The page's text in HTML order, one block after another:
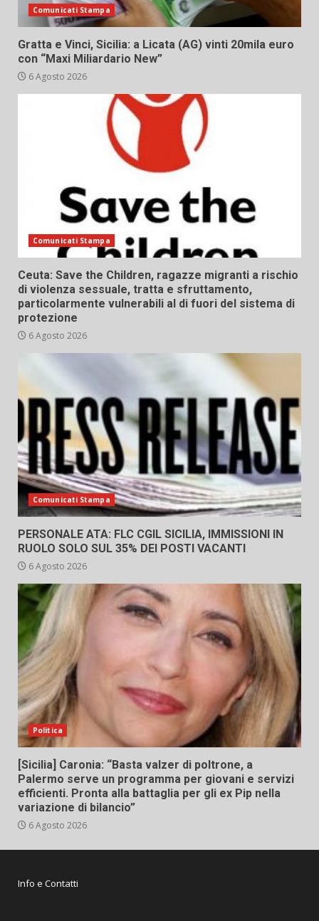
Comunicati Stampa
Gratta e Vinci, Sicilia: a Licata (AG) vinti 20mila euro
con “Maxi Miliardario New”
6 Agosto 2026
Comunicati Stampa
Ceuta: Save the Children, ragazze migranti a rischio
di violenza sessuale, tratta e sfruttamento,
particolarmente vulnerabili al di fuori del sistema di
protezione
6 Agosto 2026
Comunicati Stampa
PERSONALE ATA: FLC CGIL SICILIA, IMMISSIONI IN
RUOLO SOLO SUL 35% DEI POSTI VACANTI
6 Agosto 2026
Politica
[Sicilia] Caronia: “Basta valzer di poltrone, a
Palermo serve un programma per giovani e servizi
efficienti. Pronta alla battaglia per gli ex Pip nella
variazione di bilancio”
6 Agosto 2026
Info e Contatti